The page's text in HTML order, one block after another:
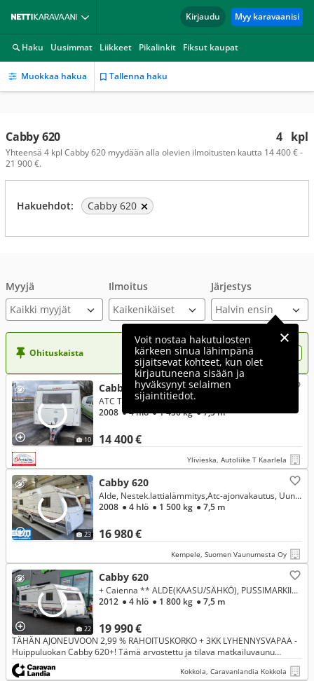
Kirjaudu Myy karavaanisi
Haku Uusimmat Liikkeet Pikalinkit Fiksut kaupat
Muokkaa hakua Tallenna haku
4 kpl
Cabby 620
Yhteensä 4 kpl Cabby 620 myydään alla olevien ilmoitusten kautta 14 400 € -
21 900 €.
Hakuehdot: Cabby 620
Myyjä
Kaikki myyjät
Ilmoitus Järjestys
Voit nostaa hakutulosten
kärkeen sinua lähimpänä
sijaitsevat kohteet, kun olet
kirjautuneena sisään ja
hyväksynyt selaimen
sijaintitiedot.
Ohituskaista Nosta ilmoituksesi tähän?
10
Cabby 620
14 400 €
ATC TRAILER CONTROL. ALDE.
2008 ● 4 hlö● 1 450 kg● 7,5 m
Ylivieska, Autoliike T Kaarlela
23
Cabby 620
16 980 €
Alde, Nestek.lattialämmitys,Atc-ajonvakautus, Uuni, Iso jääkaappi, siistikuntoinen ja laadukas.
2008 ● 4 hlö ● 1 500 kg ● 7,5 m
Kempele, Suomen Vaunumesta Oy
22
Cabby 620
19 990 €
+ Caienna ** ALDE(KAASU/SÄHKÖ), PUSSIMARKIISI, PARIVUODE PITKITTÄIN **
2012 ● 4 hlö ● 1 800 kg ● 7,5 m
TÄHÄN AJONEUVOON 2,99 % RAHOITUSKORKO + 3KK LYHENNYSVAPAA -
Huippuluokan Cabby 620+! Tämä arvostettu ja tilava matkailuvaunu
tarjoaa ylelliset puitteet ja ensiluokkaista matkustusmukavuutta
vaativamma
Kokkola, Caravanlandia Kokkola